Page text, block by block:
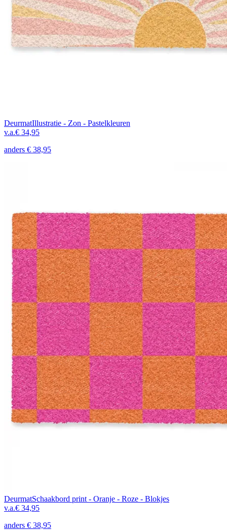
DeurmatIllustratie - Zon - Pastelkleuren
v.a.€ 34,95
anders € 38,95
DeurmatSchaakbord print - Oranje - Roze - Blokjes
v.a.€ 34,95
anders € 38,95